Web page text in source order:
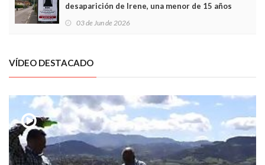
desaparición de Irene, una menor de 15 años
03 de Jun de 2026
VÍDEO DESTACADO